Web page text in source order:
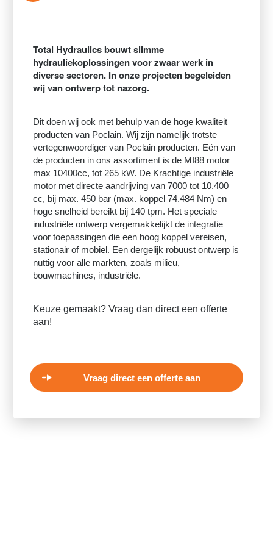
Total Hydraulics bouwt slimme
hydrauliekoplossingen voor zwaar werk in
diverse sectoren. In onze projecten begeleiden
wij van ontwerp tot nazorg.
Dit doen wij ook met behulp van de hoge kwaliteit
producten van Poclain. Wij zijn namelijk trotste
vertegenwoordiger van Poclain producten. Eén van
de producten in ons assortiment is de MI88 motor
max 10400cc, tot 265 kW. De Krachtige industriële
motor met directe aandrijving van 7000 tot 10.400
cc, bij max. 450 bar (max. koppel 74.484 Nm) en
hoge snelheid bereikt bij 140 tpm. Het speciale
industriële ontwerp vergemakkelijkt de integratie
voor toepassingen die een hoog koppel vereisen,
stationair of mobiel. Een dergelijk robuust ontwerp is
nuttig voor alle markten, zoals milieu,
bouwmachines, industriële.
Keuze gemaakt? Vraag dan direct een offerte
aan!
Vraag direct een offerte aan